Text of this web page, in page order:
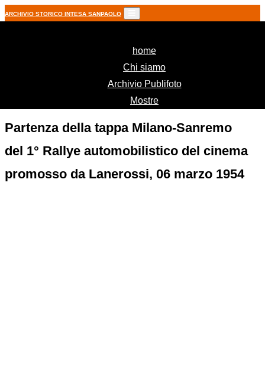
ARCHIVIO STORICO INTESA SANPAOLO
home(current)
Chi siamo
Archivio Publifoto
Mostre
Partenza della tappa Milano-Sanremo
del 1° Rallye automobilistico del cinema
promosso da Lanerossi, 06 marzo 1954